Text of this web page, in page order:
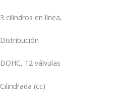
3 cilindros en línea,
Distribución
DOHC, 12 válvulas
Cilindrada (cc)